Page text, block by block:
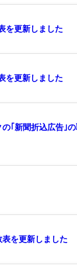
を更新しました
を更新しました
｢新聞折込広告｣
を更新しました